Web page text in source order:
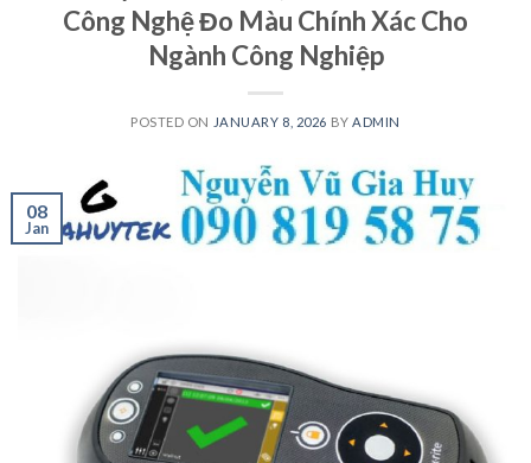
Công Nghệ Đo Màu Chính Xác Cho
Ngành Công Nghiệp
POSTED ON JANUARY 8, 2026 BY ADMIN
08
Jan